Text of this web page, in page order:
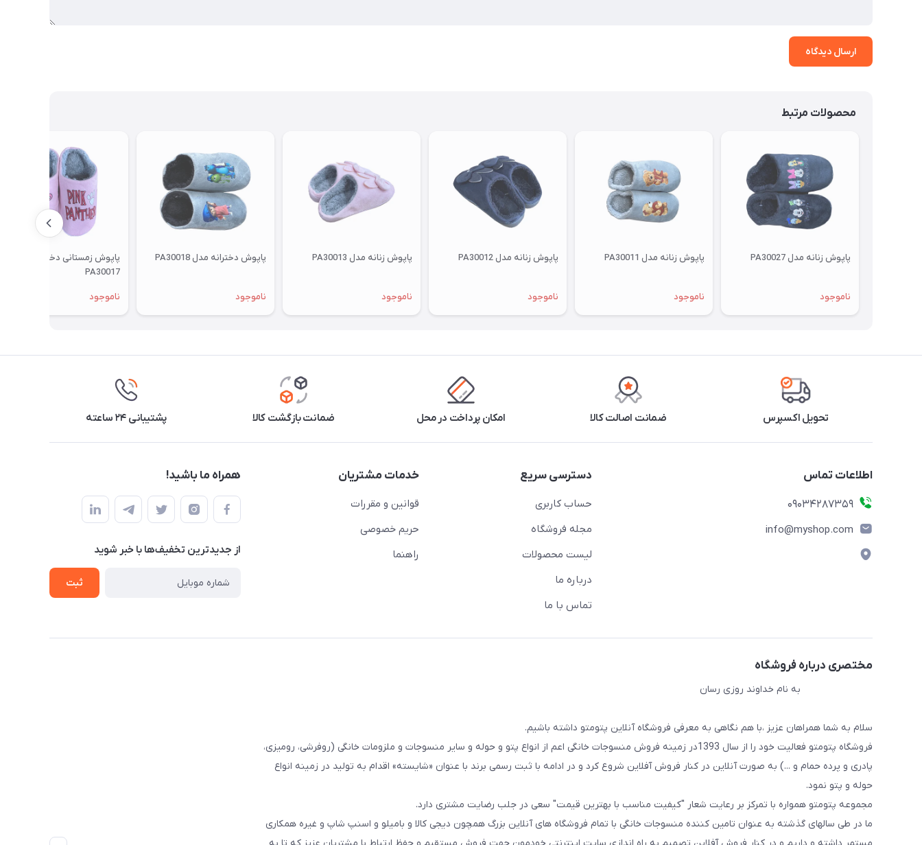
ارسال دیدگاه
محصولات مرتبط
پاپوش زنانه مدل PA30027
ناموجود
پاپوش زنانه مدل PA30011
ناموجود
پاپوش زنانه مدل PA30012
ناموجود
پاپوش زنانه مدل PA30013
ناموجود
پاپوش دخترانه مدل PA30018
ناموجود
پاپوش زمستانی دخترانه مدل
PA30017
ناموجود
تحویل اکسپرس ضمانت اصالت کالا امکان پرداخت در محل ضمانت بازگشت کالا پشتیبانی ۲۴ ساعته
اطلاعات تماس
09034287359
info@myshop.com
دسترسی سریع
حساب کاربری
مجله فروشگاه
لیست محصولات
درباره ما
تماس با ما
خدمات مشتریان
قوانین و مقررات
حریم خصوصی
راهنما
همراه ما باشید!
از جدید‌ترین تخفیف‌ها با‌ خبر شوید
ثبت
مختصری درباره فروشگاه
به نام خداوند روزی رسان
سلام به شما همراهان عزیز ،با هم نگاهی به معرفی فروشگاه آنلاین پتومتو داشته باشیم.
فروشگاه پتومتو فعالیت خود را از سال 1393در زمینه فروش منسوجات خانگی اعم از انواع پتو و حوله و سایر منسوجات و ملزومات خانگی (روفرشی، رومیزی،
پادری و پرده حمام و ...) به صورت آنلاین در کنار فروش آفلاین شروع کرد و در ادامه با ثبت رسمی برند با عنوان «شایسته» اقدام به تولید در زمینه انواع
حوله و پتو نمود.
مجموعه پتومتو همواره با تمرکز بر رعایت شعار "کیفیت مناسب با بهترین قیمت" سعی در جلب رضایت مشتری دارد.
ما در طی سالهای گذشته به عنوان تامین کننده منسوجات خانگی با تمام فروشگاه های آنلاین بزرگ همچون دیجی کالا و بامیلو و اسنپ شاپ و غیره همکاری